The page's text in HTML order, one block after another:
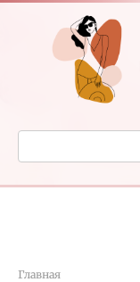
Перейти
контенту
Поиск:
Главная